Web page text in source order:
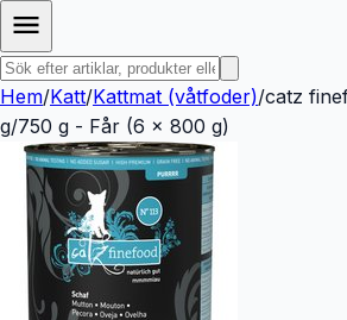
Hem/Katt/Kattmat (våtfoder)/catz
g/750 g - Får (6 x 800 g)